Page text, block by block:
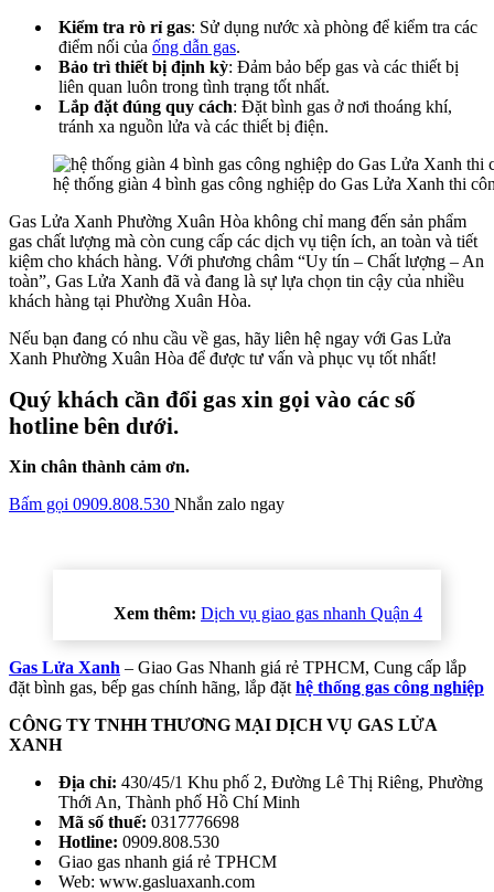
Kiểm tra rò rỉ gas: Sử dụng nước xà phòng để kiểm tra các
điểm nối của ống dẫn gas.
Bảo trì thiết bị định kỳ: Đảm bảo bếp gas và các thiết bị
liên quan luôn trong tình trạng tốt nhất.
Lắp đặt đúng quy cách: Đặt bình gas ở nơi thoáng khí,
tránh xa nguồn lửa và các thiết bị điện.
hệ thống giàn 4 bình gas công nghiệp do Gas Lửa Xanh thi
Gas Lửa Xanh Phường Xuân Hòa không chỉ mang đến sản phẩm
gas chất lượng mà còn cung cấp các dịch vụ tiện ích, an toàn và tiết
kiệm cho khách hàng. Với phương châm “Uy tín – Chất lượng – An
toàn”, Gas Lửa Xanh đã và đang là sự lựa chọn tin cậy của nhiều
khách hàng tại Phường Xuân Hòa.
Nếu bạn đang có nhu cầu về gas, hãy liên hệ ngay với Gas Lửa
Xanh Phường Xuân Hòa để được tư vấn và phục vụ tốt nhất!
Quý khách cần đổi gas xin gọi vào các số
hotline bên dưới.
Xin chân thành cảm ơn.
Bấm gọi 0909.808.530 Nhắn zalo ngay
Xem thêm: Dịch vụ giao gas nhanh Quận 4
Gas Lửa Xanh – Giao Gas Nhanh giá rẻ TPHCM, Cung cấp lắp
đặt bình gas, bếp gas chính hãng, lắp đặt hệ thống gas công nghiệp
CÔNG TY TNHH THƯƠNG MẠI DỊCH VỤ GAS LỬA
XANH
Địa chỉ: 430/45/1 Khu phố 2, Đường Lê Thị Riêng, Phường
Thới An, Thành phố Hồ Chí Minh
Mã số thuế: 0317776698
Hotline: 0909.808.530
Giao gas nhanh giá rẻ TPHCM
Web: www.gasluaxanh.com